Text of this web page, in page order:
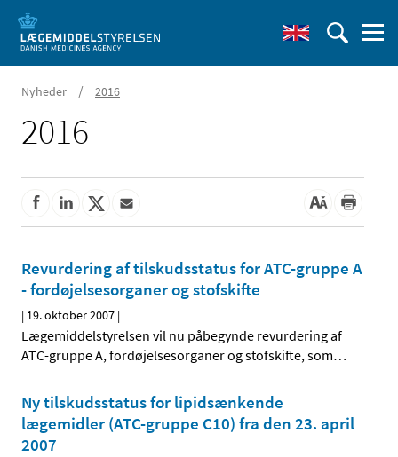
Nyheder / 2016
2016
Revurdering af tilskudsstatus for ATC-gruppe A
- fordøjelsesorganer og stofskifte
| 19. oktober 2007 |
Lægemiddelstyrelsen vil nu påbegynde revurdering af
ATC-gruppe A, fordøjelsesorganer og stofskifte, som…
Ny tilskudsstatus for lipidsænkende
lægemidler (ATC-gruppe C10) fra den 23. april
2007